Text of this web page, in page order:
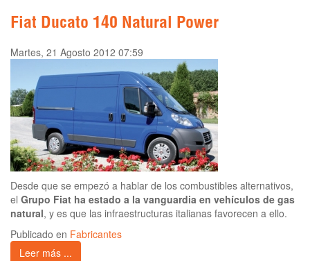
Fiat Ducato 140 Natural Power
Martes, 21 Agosto 2012 07:59
Desde que se empezó a hablar de los combustibles alternativos,
el Grupo Fiat ha estado a la vanguardia en vehículos de gas
natural, y es que las infraestructuras italianas favorecen a ello.
Publicado en Fabricantes
Leer más ...